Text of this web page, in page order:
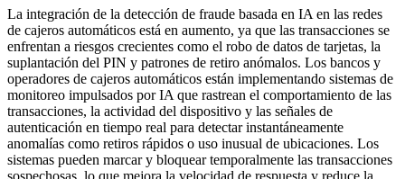
La integración de la detección de fraude basada en IA en las redes
de cajeros automáticos está en aumento, ya que las transacciones se
enfrentan a riesgos crecientes como el robo de datos de tarjetas, la
suplantación del PIN y patrones de retiro anómalos. Los bancos y
operadores de cajeros automáticos están implementando sistemas de
monitoreo impulsados ​​por IA que rastrean el comportamiento de las
transacciones, la actividad del dispositivo y las señales de
autenticación en tiempo real para detectar instantáneamente
anomalías como retiros rápidos o uso inusual de ubicaciones. Los
sistemas pueden marcar y bloquear temporalmente las transacciones
sospechosas, lo que mejora la velocidad de respuesta y reduce la